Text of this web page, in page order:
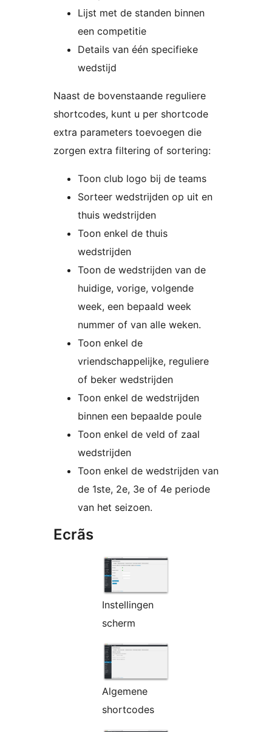
Lijst met de standen binnen
een competitie
Details van één specifieke
wedstijd
Naast de bovenstaande reguliere
shortcodes, kunt u per shortcode
extra parameters toevoegen die
zorgen extra filtering of sortering:
Toon club logo bij de teams
Sorteer wedstrijden op uit en
thuis wedstrijden
Toon enkel de thuis
wedstrijden
Toon de wedstrijden van de
huidige, vorige, volgende
week, een bepaald week
nummer of van alle weken.
Toon enkel de
vriendschappelijke, reguliere
of beker wedstrijden
Toon enkel de wedstrijden
binnen een bepaalde poule
Toon enkel de veld of zaal
wedstrijden
Toon enkel de wedstrijden van
de 1ste, 2e, 3e of 4e periode
van het seizoen.
Ecrãs
Instellingen
scherm
Algemene
shortcodes